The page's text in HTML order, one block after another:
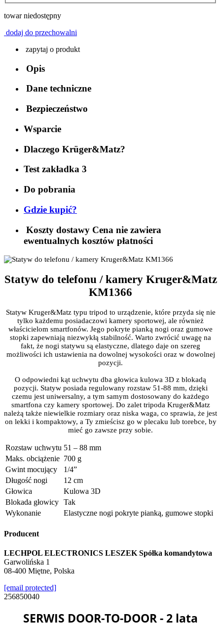
towar niedostępny
dodaj do przechowalni
zapytaj o produkt
Opis
Dane techniczne
Bezpieczeństwo
Wsparcie
Dlaczego Krüger&Matz?
Test zakładka 3
Do pobrania
Gdzie kupić?
Koszty dostawy Cena nie zawiera
ewentualnych kosztów płatności
Statyw do telefonu / kamery Kruger&Matz
KM1366
Statyw Kruger&Matz typu tripod to urządzenie, które przyda się nie
tylko każdemu posiadaczowi kamery sportowej, ale również
właścicielom smartfonów. Jego pokryte pianką nogi oraz gumowe
stopki zapewniają niezwykłą stabilność. Warto zwrócić uwagę na
fakt, że nogi statywu są elastyczne, dlatego daje on szereg
możliwości ich ustawienia na dowolnej wysokości oraz w dowolnej
pozycji.
O odpowiedni kąt uchwytu dba głowica kulowa 3D z blokadą
pozycji. Statyw posiada regulowany rozstaw 51-88 mm, dzięki
czemu jest uniwersalny, a tym samym dostosowany do każdego
smartfona czy kamery sportowej. Do zalet tripoda Kruger&Matz
należą także niewielkie rozmiary oraz niska waga, co sprawia, że jest
on lekki i kompaktowy, a Ty zmieścisz go w plecaku lub torebce, by
mieć go zawsze przy sobie.
Rozstaw uchwytu 51 – 88 mm
Maks. obciążenie 700 g
Gwint mocujący
1/4”
Długość nogi
12 cm
Głowica
Kulowa 3D
Blokada głowicy Tak
Wykonanie
Elastyczne nogi pokryte pianką, gumowe stopki
Producent
LECHPOL ELECTRONICS LESZEK Spółka komandytowa
Garwolińska 1
08-400 Miętne, Polska
[email protected]
256850040
SERWIS DOOR-TO-DOOR - 2 lata